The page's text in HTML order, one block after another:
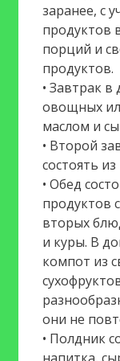
заранее, с
продуктов
порций и
продуктов.
• Завтрак в
овощных
маслом и
• Второй
состоять
• Обед
продуктов
вторых
и куры. В
компот из
они не
• Полдник